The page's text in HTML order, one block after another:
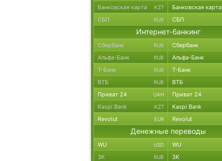
Банковская карта KZT Банковская карта
СБП RUB СБП
Интернет-банкинг
Сбербанк RUB Сбербанк
Альфа-Банк RUB Альфа-Банк
Т-Банк RUB Т-Банк
ВТБ RUB ВТБ
Приват 24 UAH Приват 24
Kaspi Bank KZT Kaspi Bank
Revolut EUR Revolut
Денежные переводы
WU USD WU
ЗК RUB ЗК